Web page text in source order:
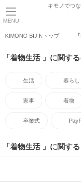
MENU
キモノでつ
KIMONO BIJINトップ
「着物生活 」に関す
生活 暮らし
家事 着物
卒業式
「着物生活 」に関す